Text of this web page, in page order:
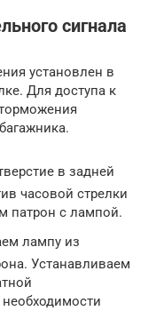
сигнала
установлен в
Для доступа к
в задней
часовой стрелки
патрон с лампой.
лампу из
Устанавливаем